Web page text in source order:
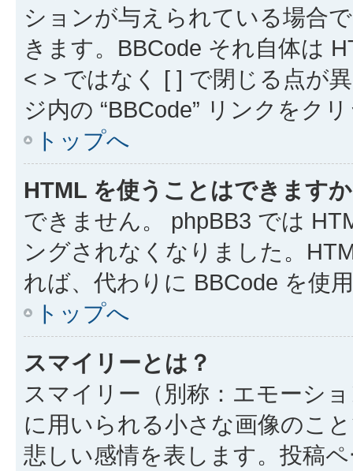
ションが与えられている場合
きます。BBCode それ自体は
< > ではなく [ ] で閉じる点が
ジ内の “BBCode” リンクをク
トップへ
HTML を使うことはできます
できません。 phpBB3 では
ングされなくなりました。
れば、代わりに BBCode を使
トップへ
スマイリーとは？
スマイリー（別称：エモーシ
に用いられる小さな画像のこ
悲しい感情を表します。投稿